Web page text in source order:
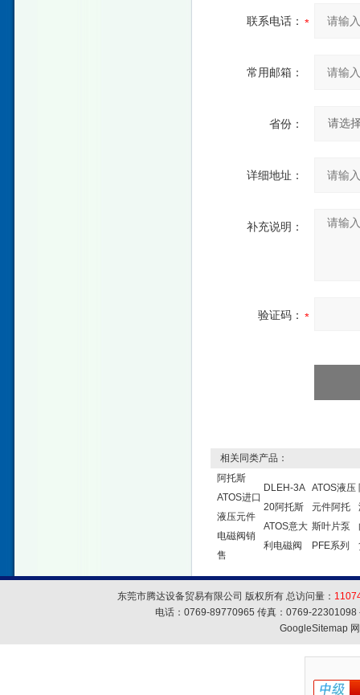
联系电话：
常用邮箱：
省份：
详细地址：
补充说明：
验证码：
相关同类产品：
阿托斯
ATOS进口
液压元件
电磁阀销
售
DLEH-3A
20阿托斯
ATOS意大
利电磁阀
ATOS液压
元件阿托
斯叶片泵
PFE系列
东莞市腾达设备贸易有限公司 版权所有 总访问量：
电话：0769-89770965 传真：0769-
GoogleSitemap网